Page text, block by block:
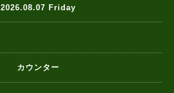
2026.08.07 Friday
カウンター